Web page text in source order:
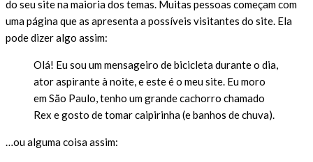
do seu site na maioria dos temas. Muitas pessoas começam com
uma página que as apresenta a possíveis visitantes do site. Ela
pode dizer algo assim:
Olá! Eu sou um mensageiro de bicicleta durante o dia,
ator aspirante à noite, e este é o meu site. Eu moro
em São Paulo, tenho um grande cachorro chamado
Rex e gosto de tomar caipirinha (e banhos de chuva).
…ou alguma coisa assim: